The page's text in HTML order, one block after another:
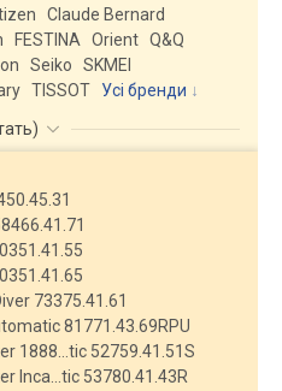
Claude Bernard
FESTINA Orient Q&Q
Seiko
SKMEI
TISSOT
Усі бренди
)
73375.41.61
81771.43.69RPU
1888…tic 52759.41.51S
Inca…tic 53780.41.43R